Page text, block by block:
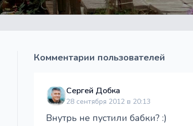
Комментарии пользователей
Сергей Добка
28 сентября 2012 в 20:13
Внутрь не пустили бабки? :)